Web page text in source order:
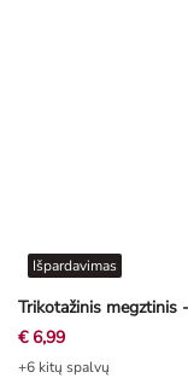
Išpardavimas
€ 6,99
+6 kitų spalvų